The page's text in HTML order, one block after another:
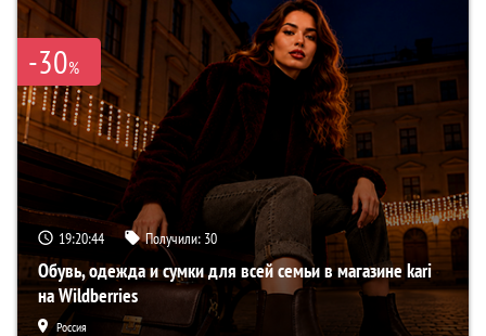
-30%
19:20:43 Получили: 30
Обувь, одежда и сумки для всей семьи в магазине kari
на Wildberries
Россия